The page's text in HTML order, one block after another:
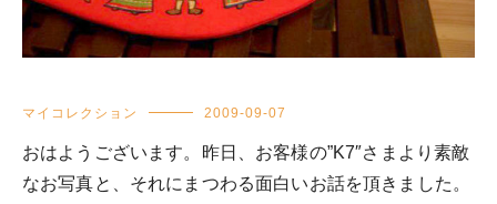
マイコレクション 2009-09-07
おはようございます。昨日、お客様の”K7″さまより素敵
なお写真と、それにまつわる面白いお話を頂きました。